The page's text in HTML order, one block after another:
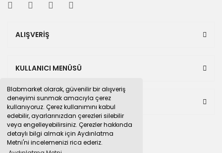
Blabmarket olarak, güvenilir bir alışveriş
deneyimi sunmak amacıyla çerez
kullanıyoruz. Çerez kullanımını kabul
edebilir, ayarlarınızdan çerezleri silebilir
veya engelleyebilirsiniz. Çerezler hakkında
detaylı bilgi almak için Aydınlatma
Metni'ni incelemenizi rica ederiz.
ALIŞVERİŞ
KULLANICI MENÜSÜ
BULUNDUĞUMUZ PAZAR YERLERİ